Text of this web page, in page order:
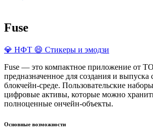
Fuse
💎 НФТ 😄 Стикеры и эмодзи
Fuse — это компактное приложение от
предназначенное для создания и выпуска
блокчейн-среде. Пользовательские
цифровые активы, которые можно
полноценные ончейн-объекты.
Основные возможности